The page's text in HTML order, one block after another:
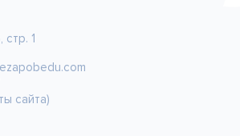
стр. 1
сайта)